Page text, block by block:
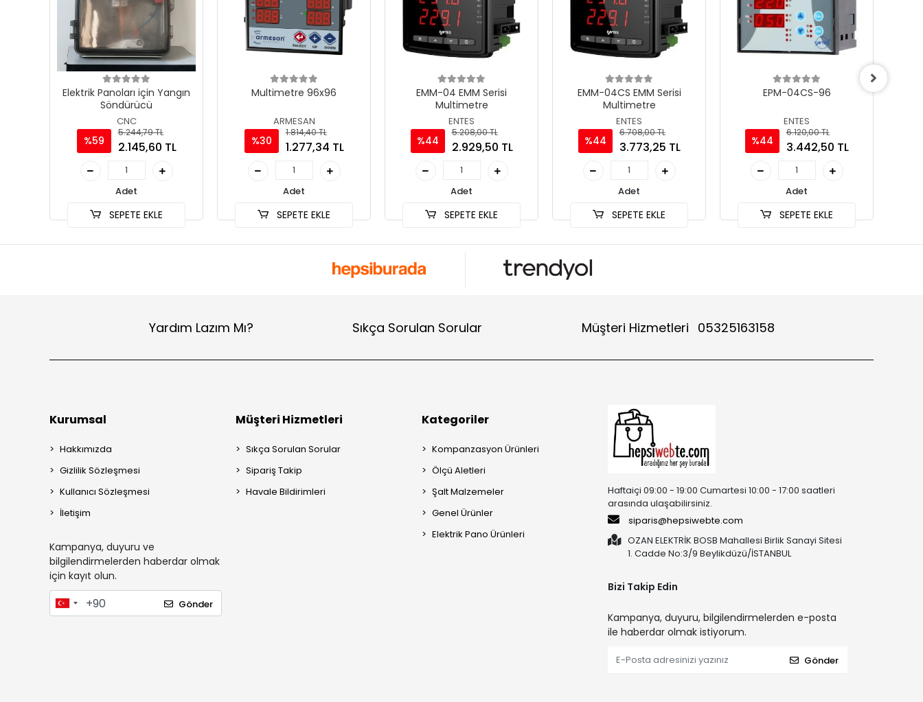
Elektrik Panoları için Yangın
Söndürücü
CNC
%59
5.244,79 TL
2.145,60 TL
Adet
SEPETE EKLE
Multimetre 96x96
ARMESAN
%30
1.814,40 TL
1.277,34 TL
Adet
SEPETE EKLE
EMM-04 EMM Serisi
Multimetre
ENTES
%44
5.208,00 TL
2.929,50 TL
Adet
SEPETE EKLE
EMM-04CS EMM Serisi
Multimetre
ENTES
%44
6.708,00 TL
3.773,25 TL
Adet
SEPETE EKLE
EPM-04CS-96
ENTES
%44
6.120,00 TL
3.442,50 TL
Adet
SEPETE EKLE
Yardım Lazım Mı? Sıkça Sorulan Sorular Müşteri Hizmetleri 05325163158
Kurumsal
Hakkımızda
Gizlilik Sözleşmesi
Kullanıcı Sözleşmesi
İletişim
Kampanya, duyuru ve
bilgilendirmelerden haberdar olmak
için kayıt olun.
Gönder
Müşteri Hizmetleri
Sıkça Sorulan Sorular
Sipariş Takip
Havale Bildirimleri
Kategoriler
Kompanzasyon Ürünleri
Ölçü Aletleri
Şalt Malzemeler
Genel Ürünler
Elektrik Pano Ürünleri
Haftaiçi 09:00 - 19:00 Cumartesi 10:00 - 17:00 saatleri
arasında ulaşabilirsiniz.
siparis@hepsiwebte.com
OZAN ELEKTRİK BOSB Mahallesi Birlik Sanayi Sitesi
1. Cadde No:3/9 Beylikdüzü/İSTANBUL
Bizi Takip Edin
Kampanya, duyuru, bilgilendirmelerden e-posta
ile haberdar olmak istiyorum.
Gönder